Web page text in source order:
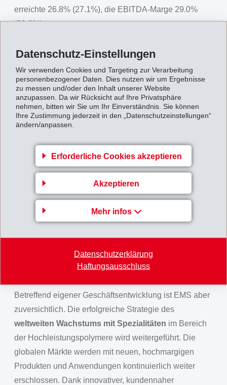
Datenschutz-Einstellungen
Wir verwenden Cookies und Targeting zur Verarbeitung
personenbezogener Daten. Dies nutzen wir um Ergebnisse
zu messen und/oder den Inhalt unserer Website
anzupassen. Da wir Rücksicht auf Ihre Privatsphäre
nehmen, bitten wir Sie um Ihr Einverständnis. Sie können
Ihre Zustimmung jederzeit in den „Datenschutzeinstellungen“
ändern/anpassen.
Erforderliche Cookies akzeptieren
Akzeptieren
Mehr infos
Datenschutzerklärung
Haftungsausschluss
erreichte 26.8% (27.1%), die EBITDA-Marge 29.0%
(29.6%).
lag 7.8% über Vorjahr. Der Gewinn pro Aktie erhöhte
sich auf CHF 22.22 (20.59).
Für das Geschäftsjahr 2018 beabsichtigt der
Verwaltungsrat, der ordentlichen Generalversammlung
die Ausschüttung einerordentlichen Dividendevon
CHF 15.50 (14.50) pro Aktie und zusätzlich wiederum
ausserordentliche Dividendevon CHF 4.25
(4.00) pro Aktie zu beantragen. Insgesamt sollen so
CHF 19.75 (18.50) pro Aktie zur Ausschüttung
gelangen.
Für das Geschäftsjahr
weltweit verhaltenen und unsicheren
wirtschaftliche Beziehungen unter den Grossmächten
Betreffend eigener Geschäftsentwicklung ist EMS aber
zuversichtlich. Die erfolgreiche Strategie des
weltweiten Wachstums mit Spezialitäten im Bereich
der Hochleistungspolymere wird weitergeführt. Die
globalen Märkte werden mit neuen, hochmargigen
Produkten und Anwendungen kontinuierlich weiter
erschlossen. Dank innovativer, kundennaher